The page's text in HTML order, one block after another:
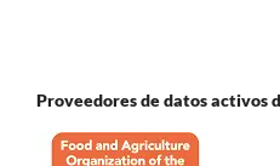
Proveedores de datos activos